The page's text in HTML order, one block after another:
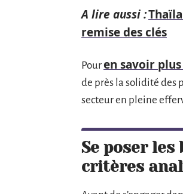
A lire aussi :
remise des clés
Pouren savoir
de près la solidité des
secteur en pleine
Se poser
critères